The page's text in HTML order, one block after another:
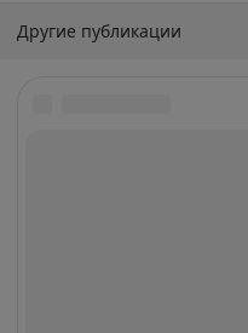
Другие публикации